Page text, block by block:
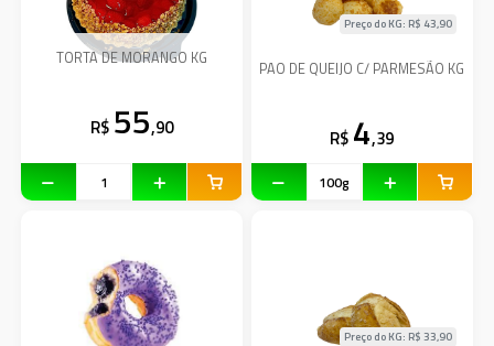
TORTA DE MORANGO KG
R$ 55,90
PAO DE QUEIJO C/ PARMESÃO KG
Preço do KG: R$ 43,90
R$ 4,39
Preço do KG: R$ 33,90